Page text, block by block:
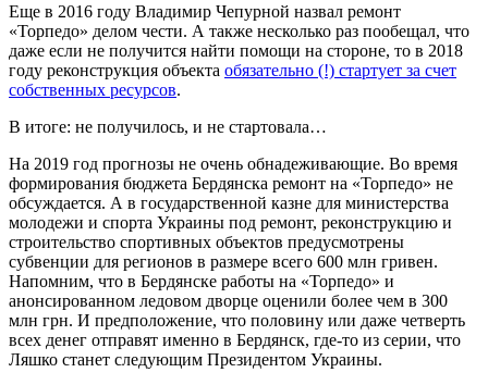
Еще в 2016 году Владимир Чепурной назвал ремонт
«Торпедо» делом чести. А также несколько раз пообещал, что
даже если не получится найти помощи на стороне, то в 2018
году реконструкция объекта обязательно (!) стартует за счет
собственных ресурсов.
В итоге: не получилось, и не стартовала…
На 2019 год прогнозы не очень обнадеживающие. Во время
формирования бюджета Бердянска ремонт на «Торпедо» не
обсуждается. А в государственной казне для министерства
молодежи и спорта Украины под ремонт, реконструкцию и
строительство спортивных объектов предусмотрены
субвенции для регионов в размере всего 600 млн гривен.
Напомним, что в Бердянске работы на «Торпедо» и
анонсированном ледовом дворце оценили более чем в 300
млн грн. И предположение, что половину или даже четверть
всех денег отправят именно в Бердянск, где-то из серии, что
Ляшко станет следующим Президентом Украины.